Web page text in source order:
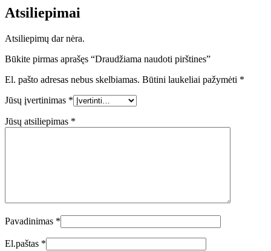
Atsiliepimai
Atsiliepimų dar nėra.
Būkite pirmas aprašęs “Draudžiama naudoti pirštines”
El. pašto adresas nebus skelbiamas. Būtini laukeliai pažymėti *
Jūsų įvertinimas *
Jūsų atsiliepimas *
Pavadinimas *
El.paštas *